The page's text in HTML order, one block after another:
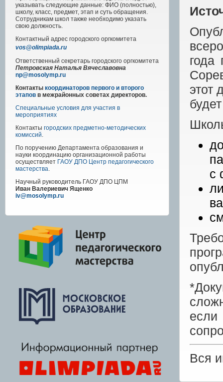
указывать следующие данные: ФИО (полностью),
школу, класс, предмет, этап и суть обращения.
Сотрудникам школ также необходимо указать
свою должность.
Контактный адрес городского оргкомитета
vos@olimpiada.ru
Ответственный секретарь городского оргкомитета
Петровская Наталья Вячеславовна
np@mosolymp.ru
Контакты координаторов первого и второго
этапов в межрайонных советах директоров.
Специальные условия для участия в
мероприятиях
Контакты городских предметно-методических
комиссий.
По поручению Департамента образования и
науки координацию организационной работы
осуществляет ГАОУ ДПО Центр педагогического
мастерства.
Научный руководитель ГАОУ ДПО ЦПМ
Иван Валериевич Ященко
iv@mosolymp.ru
года
этот
с
Вся